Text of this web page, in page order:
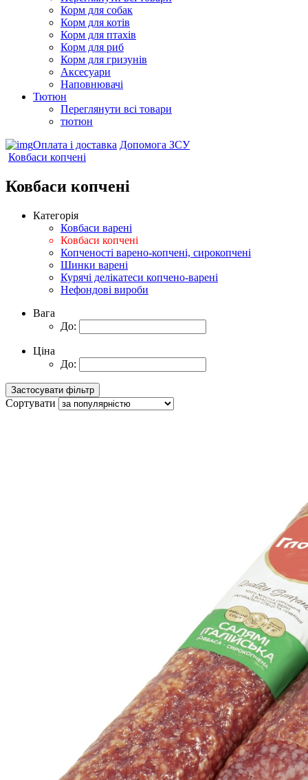
Корм для собак
Корм для котів
Корм для птахів
Корм для риб
Корм для гризунів
Аксесуари
Наповнювачі
Тютюн
Переглянути всі товари
тютюн
Оплата і доставка Допомога ЗСУ
Ковбаси копчені
Ковбаси копчені
Категорія
Ковбаси варені
Ковбаси копчені
Копченості варено-копчені, сирокопчені
Шинки варені
Курячі делікатеси копчено-варені
Нефондові вироби
Вага
До:
Ціна
До:
Сортувати